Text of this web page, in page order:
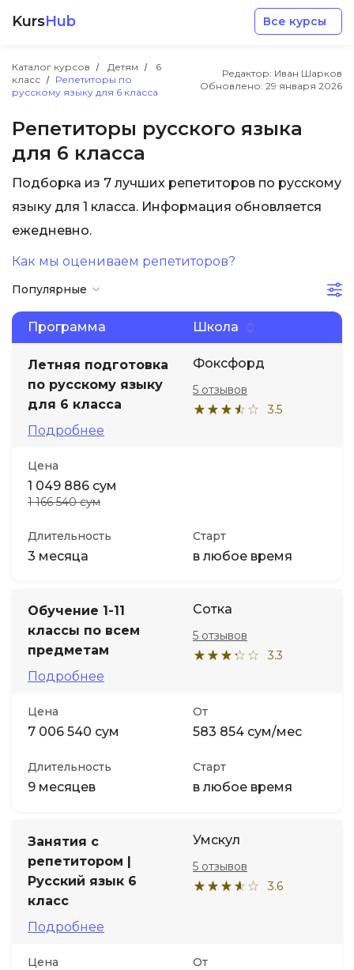
KursHub Все курсы
Каталог курсов Детям
6
класс
Репетиторы по
русскому языку для 6 класса
Редактор: Иван Шарков
Обновлено: 29 января 2026
Репетиторы русского языка
для 6 класса
Подборка из 7 лучших репетиторов по русскому
языку для 1 класса. Информация обновляется
ежедневно.
Как мы оцениваем репетиторов?
Популярные
Программа Школа
Летняя подготовка
по русскому языку
для 6 класса
Подробнее
Фоксфорд
3.5
5 отзывов
Цена
1 049 886 сум
1 166 540 сум
Длительность
3 месяца
Старт
в любое время
Обучение 1-11
классы по всем
предметам
Подробнее
Сотка
3.3
5 отзывов
Цена
7 006 540 сум
От
583 854 сум/мес
Длительность
9 месяцев
Старт
в любое время
Занятия с
репетитором |
Русский язык 6
класс
Подробнее
Умскул
3.6
5 отзывов
Цена От
Маркетинг
Дизайн
Менеджмент
Иностранные языки
Soft Skills
ДПО